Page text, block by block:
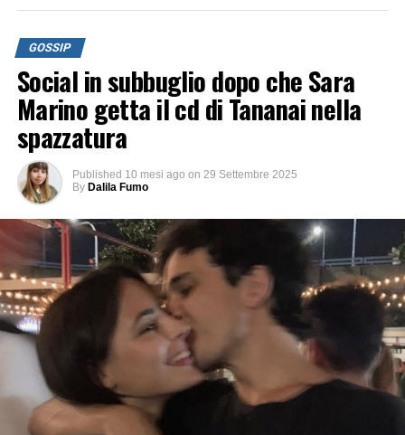
GOSSIP
Social in subbuglio dopo che Sara
Marino getta il cd di Tananai nella
spazzatura
Published 10 mesi ago on 29 Settembre 2025
By Dalila Fumo